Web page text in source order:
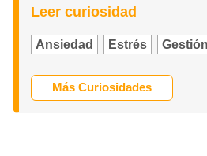
Leer curiosidad
Ansiedad Estrés
Más Curiosidades